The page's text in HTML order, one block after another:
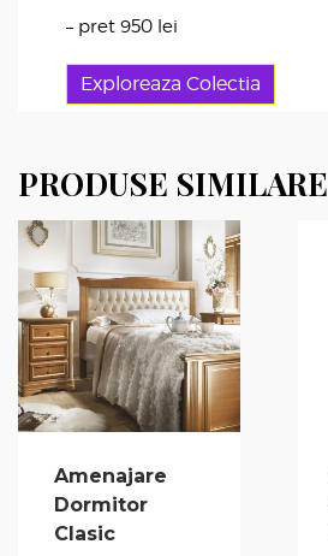
– pret 950 lei
Exploreaza Colectia
PRODUSE SIMILARE
Amenajare
Dormitor
Clasic